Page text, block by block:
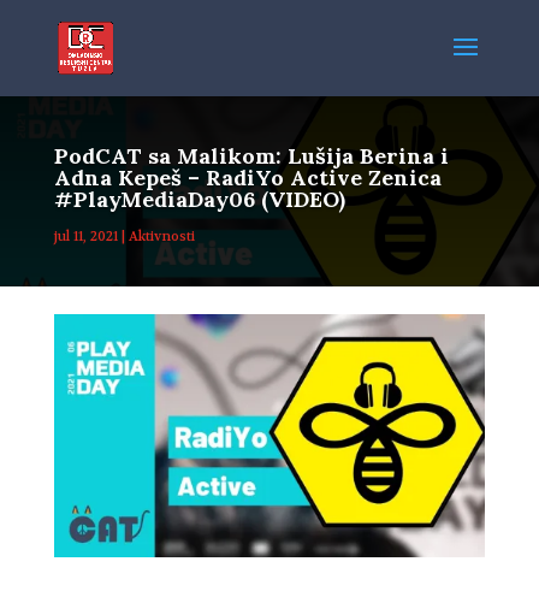
PodCAT sa Malikom: Lušija Berina i
Adna Kepeš – RadiYo Active Zenica
#PlayMediaDay06 (VIDEO)
jul 11, 2021| Aktivnosti